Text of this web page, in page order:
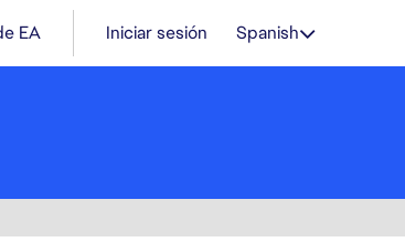
EA Iniciar sesión Spanish